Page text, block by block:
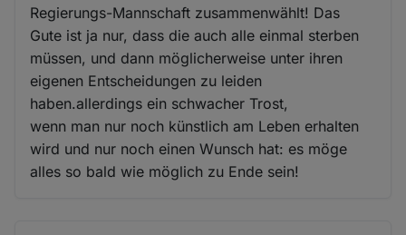
Regierungs-Mannschaft zusammenwählt! Das
Gute ist ja nur, dass die auch alle einmal sterben
müssen, und dann möglicherweise unter ihren
eigenen Entscheidungen zu leiden
haben.allerdings ein schwacher Trost,
wenn man nur noch künstlich am Leben erhalten
wird und nur noch einen Wunsch hat: es möge
alles so bald wie möglich zu Ende sein!